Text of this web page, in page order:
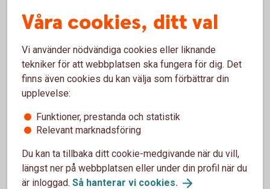
Vad händer om aktiebrev saknas?
Om ett aktiebrev har försvunnit kan bolaget ansöka hos
Bolagsverket om att det ska dödas. Det innebär att brevet
förklaras ogiltigt och att ett nytt kan utfärdas. Processen
kan ta tid och innebär en kostnad, vilket gör det extra viktigt
att ha kontroll över eventuella aktiebrev i bolaget.
Ordning i aktieboken underlättar
framtida affärer
Våra cookies, ditt val
Vi använder nödvändiga cookies eller liknande
tekniker för att webbplatsen ska fungera för dig. Det
finns även cookies du kan välja som förbättrar din
upplevelse:
Funktioner, prestanda och statistik
Relevant marknadsföring
Du kan ta tillbaka ditt cookie-medgivande när du vill,
längst ner på webbplatsen eller under din profil när du
är inloggad. Så hanterar vi cookies.